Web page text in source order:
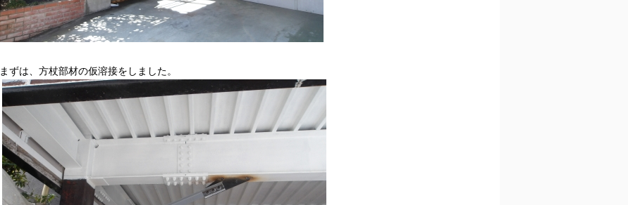
まずは、方杖部材の仮溶接をしました。